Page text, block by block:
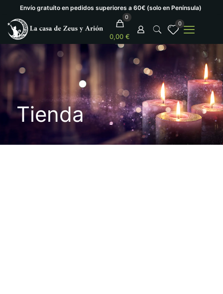
Envío gratuíto en pedidos superiores a 60€ (solo en Península)
0
0,00 €
0
Tienda